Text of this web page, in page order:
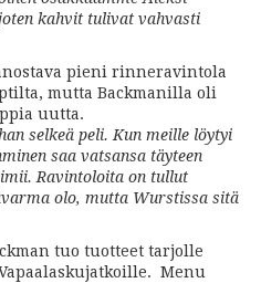
kahvit tulivat vahvasti
pieni rinneravintola
mutta Backmanilla oli
uutta.
selkeä peli. Kun meille löytyi
saa vatsansa täyteen
Ravintoloita on tullut
olo, mutta Wurstissa sitä
tuo tuotteet tarjolle
Menu